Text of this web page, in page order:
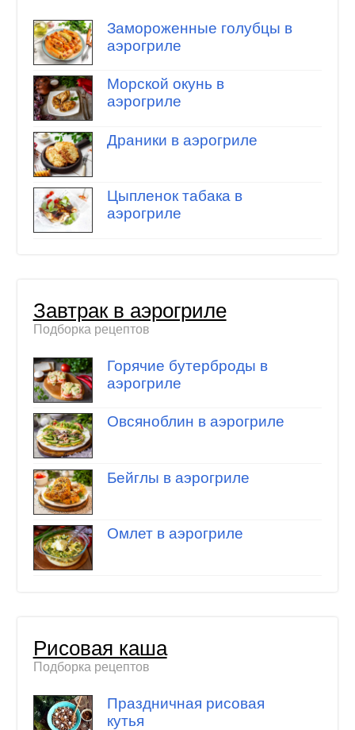
Замороженные голубцы в
аэрогриле
Морской окунь в
аэрогриле
Драники в аэрогриле
Цыпленок табака в
аэрогриле
Завтрак в аэрогриле
Подборка рецептов
Горячие бутерброды в
аэрогриле
Овсяноблин в аэрогриле
Бейглы в аэрогриле
Омлет в аэрогриле
Рисовая каша
Подборка рецептов
Праздничная рисовая
кутья